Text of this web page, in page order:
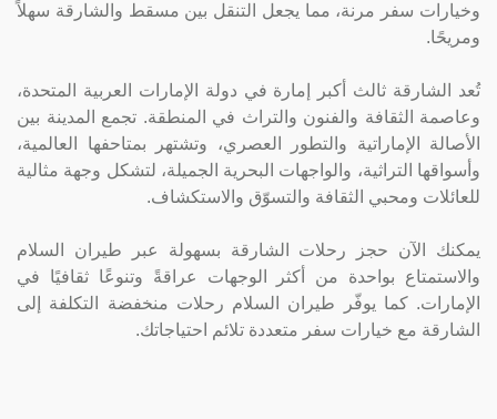
وخيارات سفر مرنة، مما يجعل التنقل بين مسقط والشارقة سهلاً
ومريحًا.
تُعد الشارقة ثالث أكبر إمارة في دولة الإمارات العربية المتحدة،
وعاصمة الثقافة والفنون والتراث في المنطقة. تجمع المدينة بين
الأصالة الإماراتية والتطور العصري، وتشتهر بمتاحفها العالمية،
وأسواقها التراثية، والواجهات البحرية الجميلة، لتشكل وجهة مثالية
للعائلات ومحبي الثقافة والتسوّق والاستكشاف.
يمكنك الآن حجز رحلات الشارقة بسهولة عبر طيران السلام
والاستمتاع بواحدة من أكثر الوجهات عراقةً وتنوعًا ثقافيًا في
الإمارات. كما يوفّر طيران السلام رحلات منخفضة التكلفة إلى
الشارقة مع خيارات سفر متعددة تلائم احتياجاتك.